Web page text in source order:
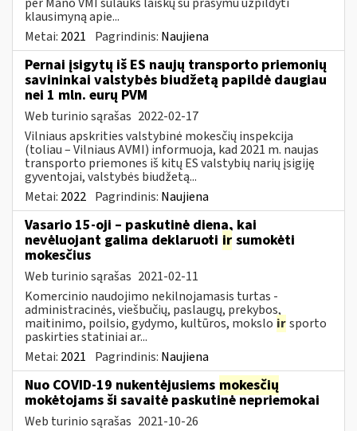
klausimyną apie...
Metai: 2021 Pagrindinis: Naujiena
Pernai įsigytų iš ES naujų transporto priemonių
savininkai valstybės biudžetą papildė daugiau
nei 1 mln. eurų PVM
Web turinio sąrašas 2022-02-17
Vilniaus apskrities valstybinė mokesčių inspekcija
(toliau – Vilniaus AVMI) informuoja, kad 2021 m. naujas
transporto priemones iš kitų ES valstybių narių įsigiję
gyventojai, valstybės biudžetą...
Metai: 2022 Pagrindinis: Naujiena
Vasario 15-oji – paskutinė diena, kai
nevėluojant galima deklaruoti ir sumokėti
mokesčius
Web turinio sąrašas 2021-02-11
Komercinio naudojimo nekilnojamasis turtas -
administracinės, viešbučių, paslaugų, prekybos,
maitinimo, poilsio, gydymo, kultūros, mokslo irsporto
paskirties statiniai ar...
Metai: 2021 Pagrindinis: Naujiena
Nuo COVID-19 nukentėjusiems mokesčių
mokėtojams ši savaitė paskutinė nepriemokai
Web turinio sąrašas 2021-10-26